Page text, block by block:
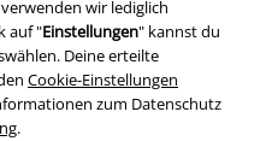
wir lediglich
auf "Einstellungen" kannst du
Deine erteilte
Cookie-Einstellungen
zum Datenschutz
.